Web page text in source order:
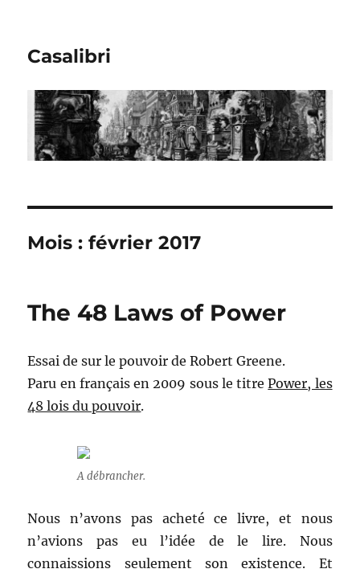
Casalibri
Mois : février 2017
The 48 Laws of Power
Essai de sur le pouvoir de Robert Greene.
Paru en français en 2009 sous le titrePower, les
48 lois du pouvoir.
A débrancher.
Nous n’avons pas acheté ce livre, et nous
n’avions pas eu l’idée de le lire. Nous
connaissions seulement son existence. Et